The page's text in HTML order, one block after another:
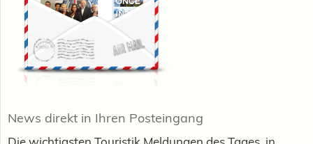
News direkt in Ihren Posteingang